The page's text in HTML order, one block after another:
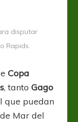
disputar
Rapids.
Copa
, tantoGago
que puedan
de Mar del